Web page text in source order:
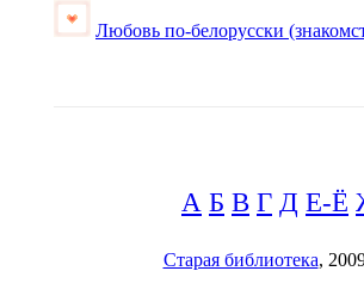
Любовь по-белорусски
А Б В Г Д Е-Ё
Старая библиотека,